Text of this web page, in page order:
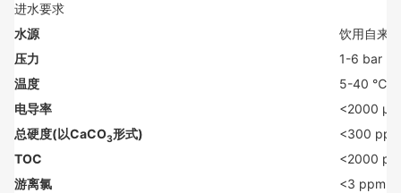
进水要求
水源
饮用自来水
压力
1-6 bar
温度
5-40 ℃
电导率
<2000
总硬度(以CaCO3形式)
<300 ppm
TOC
<2000
游离氯
<3 ppm